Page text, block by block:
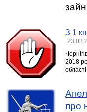
З 1
2018
області.
про